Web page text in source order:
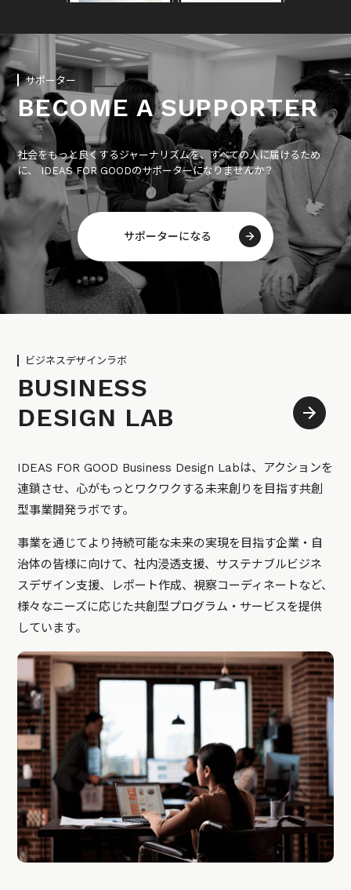
サポーター
BECOME A SUPPORTER
社会をもっと良くするジャーナリズムを、すべての人に届けるため
に、 IDEAS FOR GOODのサポーターになりませんか？
サポーターになる
ビジネスデザインラボ
BUSINESS
DESIGN LAB
IDEAS FOR GOOD Business Design Labは、アクションを
連鎖させ、心がもっとワクワクする未来創りを目指す共創
型事業開発ラボです。
事業を通じてより持続可能な未来の実現を目指す企業・自
治体の皆様に向けて、社内浸透支援、サステナブルビジネ
スデザイン支援、レポート作成、視察コーディネートなど、
様々なニーズに応じた共創型プログラム・サービスを提供
しています。